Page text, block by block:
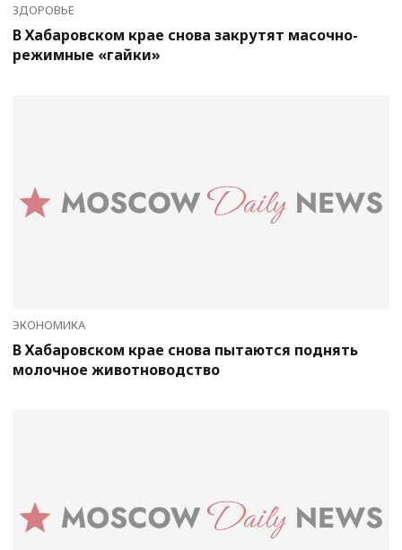
ЗДОРОВЬЕ
В Хабаровском крае снова закрутят масочно-
режимные «гайки»
ЭКОНОМИКА
В Хабаровском крае снова пытаются поднять
молочное животноводство